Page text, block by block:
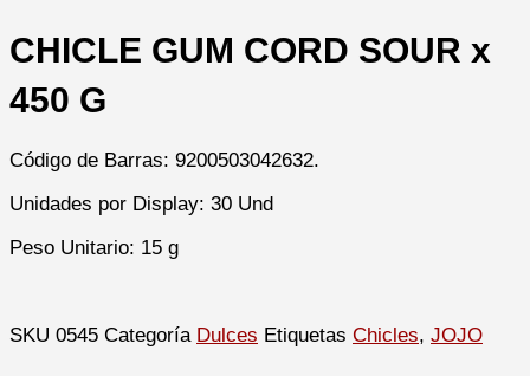
CHICLE GUM CORD SOUR x
450 G
Código de Barras: 9200503042632.
Unidades por Display: 30 Und
Peso Unitario: 15 g
SKU 0545 Categoría Dulces Etiquetas Chicles, JOJO